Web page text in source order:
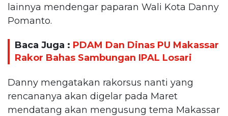
lainnya mendengar paparan Wali Kota Danny
Pomanto.
Baca Juga : PDAM Dan Dinas PU Makassar
Rakor Bahas Sambungan IPAL Losari
Danny mengatakan rakorsus nanti yang
rencananya akan digelar pada Maret
mendatang akan mengusung tema Makassar